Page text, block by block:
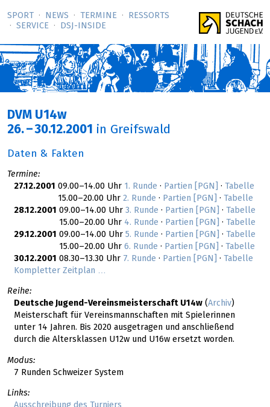
SPORT NEWS TERMINE
RESSORTS
SERVICE
DSJ-­INSIDE
DVM U14w
26. –30.12.2001 in Greifswald
Daten & Fakten
Termine:
27.12.2001 09.00–14.00 Uhr 1. Runde · Partien [PGN] ·
Tabelle
15.00–20.00 Uhr 2. Runde · Partien [PGN] ·
Tabelle
28.12.2001 09.00–14.00 Uhr 3. Runde · Partien [PGN] ·
Tabelle
15.00–20.00 Uhr 4. Runde · Partien [PGN] ·
Tabelle
29.12.2001 09.00–14.00 Uhr 5. Runde · Partien [PGN] ·
Tabelle
15.00–20.00 Uhr 6. Runde · Partien [PGN] ·
Tabelle
30.12.2001 08.30–13.30 Uhr 7. Runde · Partien [PGN] ·
Tabelle
Kompletter Zeitplan …
Reihe:
Deutsche Jugend-Vereinsmeisterschaft U14w(Archiv)
Meisterschaft für Vereinsmannschaften mit Spielerinnen
unter 14 Jahren. Bis 2020 ausgetragen und anschließend
durch die Altersklassen U12w und U16w ersetzt worden.
Modus:
7 Runden Schweizer System
Links: